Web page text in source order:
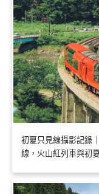
初夏只見線攝影記錄
線，火山紅列車與初